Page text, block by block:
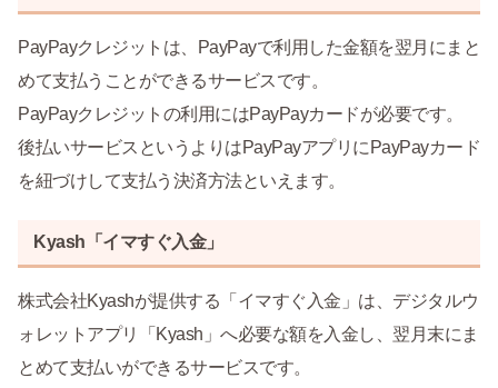
PayPayクレジットは、PayPayで利用した金額を翌月にまと
めて支払うことができるサービスです。
PayPayクレジットの利用にはPayPayカードが必要です。
後払いサービスというよりはPayPayアプリにPayPayカード
を紐づけして支払う決済方法といえます。
Kyash「イマすぐ入金」
株式会社Kyashが提供する「イマすぐ入金」は、デジタルウ
ォレットアプリ「Kyash」へ必要な額を入金し、翌月末にま
とめて支払いができるサービスです。